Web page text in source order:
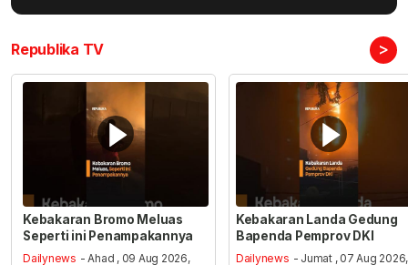
Republika TV >
Kebakaran Bromo Meluas
Seperti ini Penampakannya
Dailynews - Ahad , 09 Aug 2026,
Kebakaran Landa Gedung
Bapenda Pemprov DKI
Dailynews - Jumat , 07 Aug 2026,